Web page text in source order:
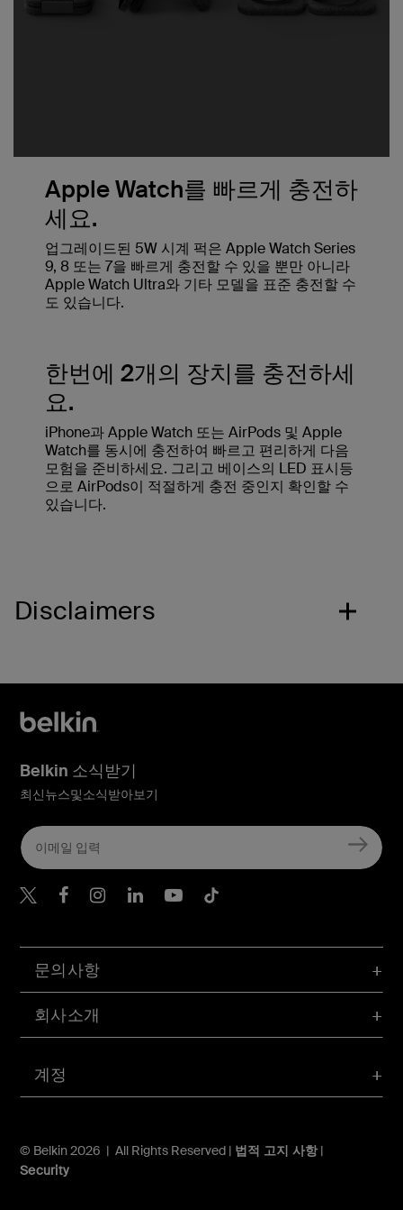
Apple Watch를 빠르게 충전하
세요.
업그레이드된 5W 시계 퍽은 Apple Watch Series
9, 8 또는 7을 빠르게 충전할 수 있을 뿐만 아니라
Apple Watch Ultra와 기타 모델을 표준 충전할 수
도 있습니다.
한번에 2개의 장치를 충전하세
요.
iPhone과 Apple Watch 또는 AirPods 및 Apple
Watch를 동시에 충전하여 빠르고 편리하게 다음
모험을 준비하세요. 그리고 베이스의 LED 표시등
으로 AirPods이 적절하게 충전 중인지 확인할 수
있습니다.
Disclaimers
계정
문의사항
회사소개
© Belkin 2026 | All Rights Reserved | 법적 고지 사항|
Security
Belkin 소식받기
최신뉴스및소식받아보기
Belkin Twitter